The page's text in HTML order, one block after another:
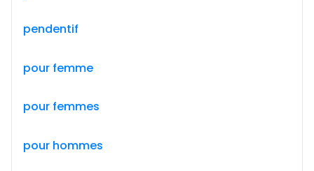
pendentif
pour femme
pour femmes
pour hommes